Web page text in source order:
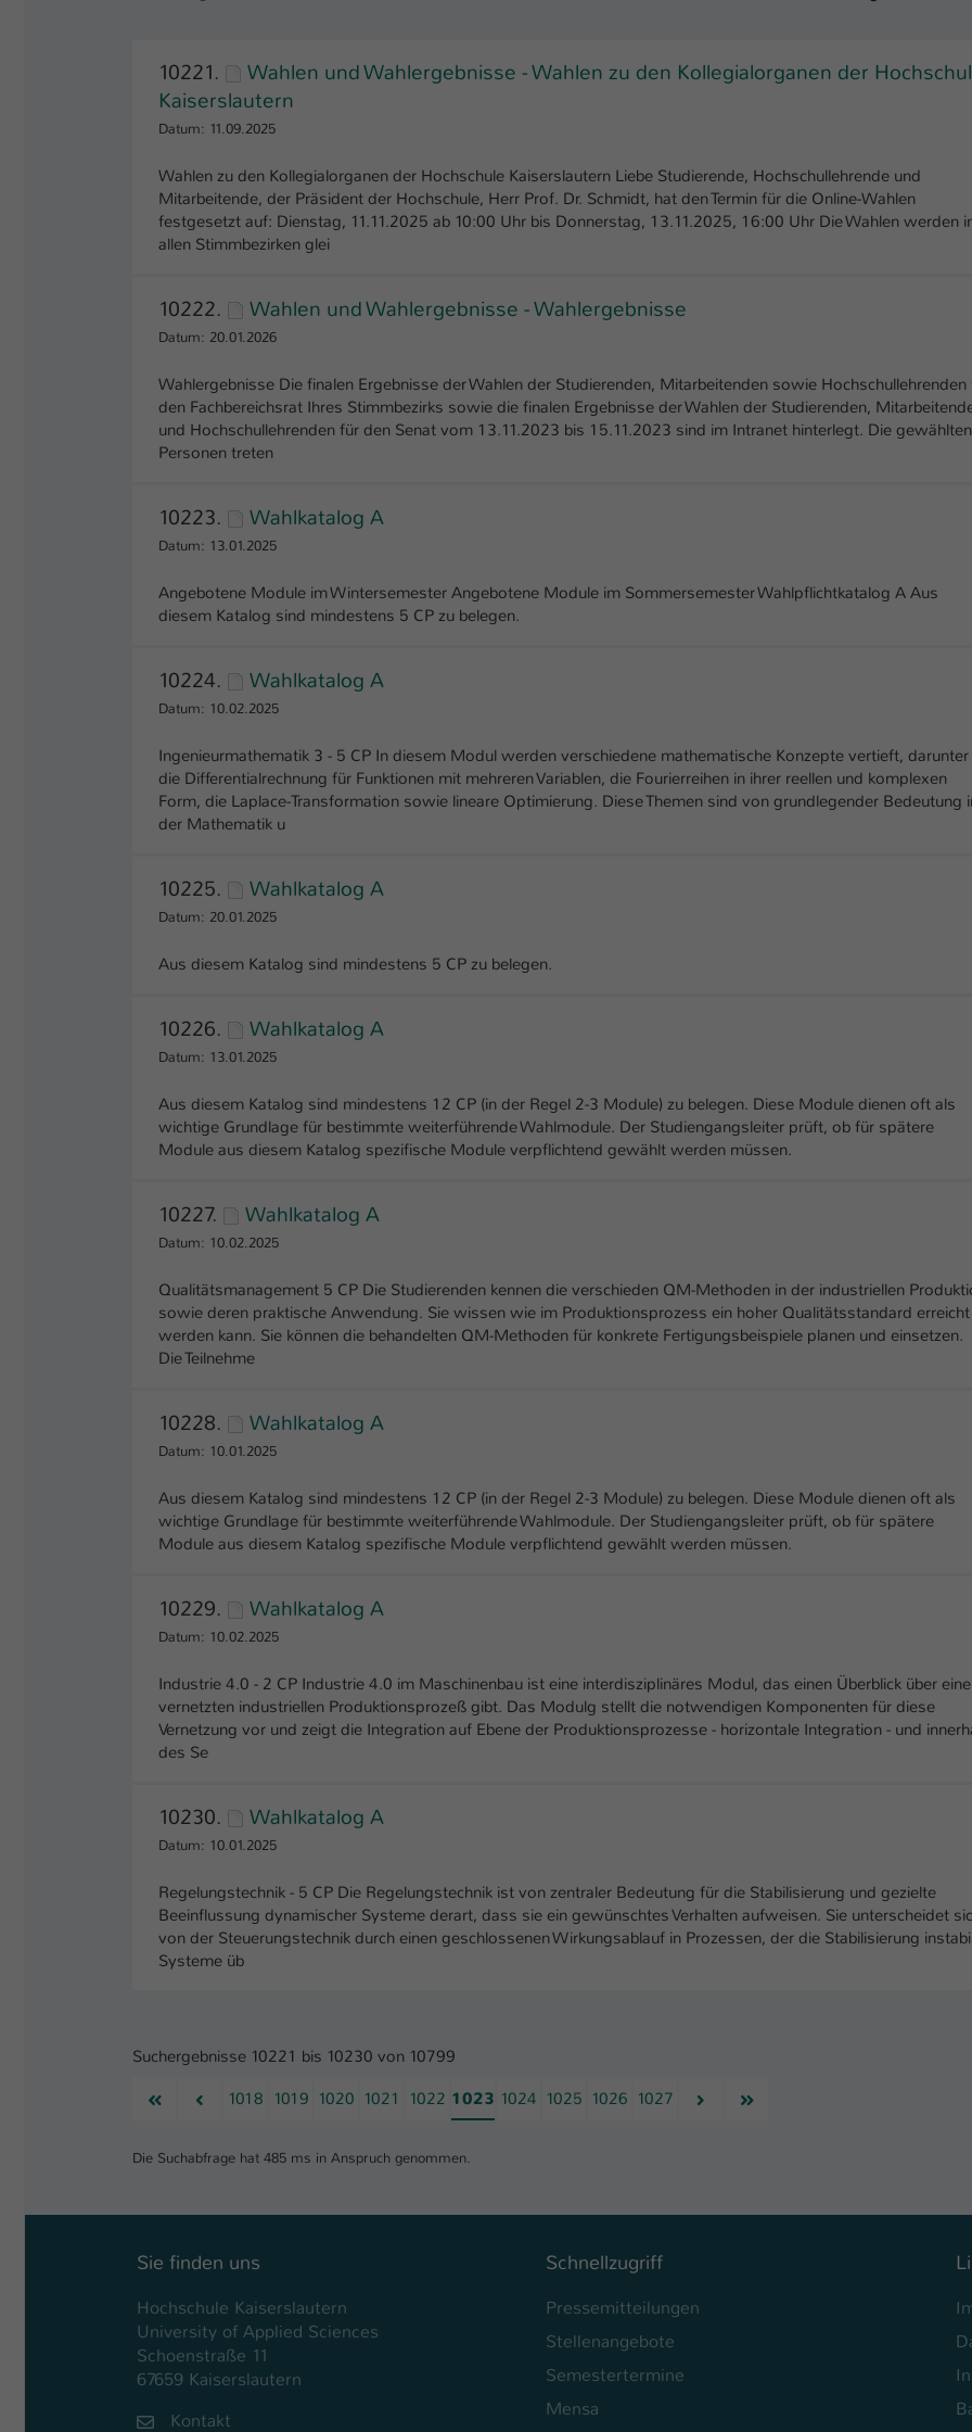
10221.
Wahlen und Wahlergebnisse - Wahlen zu den Kollegialorganen der
Kaiserslautern
Datum: 11.09.2025
Wahlen zu den Kollegialorganen der Hochschule Kaiserslautern Liebe Studierende, Hochschullehrende und
Mitarbeitende, der Präsident der Hochschule, Herr Prof. Dr. Schmidt, hat den Termin für die Online-Wahlen
festgesetzt auf: Dienstag, 11.11.2025 ab 10:00 Uhr bis Donnerstag, 13.11.2025, 16:00 Uhr Die Wahlen werden
allen Stimmbezirken glei
10222. Wahlen und Wahlergebnisse - Wahlergebnisse
Datum: 20.01.2026
Wahlergebnisse Die finalen Ergebnisse der Wahlen der Studierenden, Mitarbeitenden sowie Hochschullehrenden
den Fachbereichsrat Ihres Stimmbezirks sowie die finalen Ergebnisse der Wahlen der Studierenden,
und Hochschullehrenden für den Senat vom 13.11.2023 bis 15.11.2023 sind im Intranet hinterlegt. Die gewählten
Personen treten
10223. Wahlkatalog A
Datum: 13.01.2025
Angebotene Module im Wintersemester Angebotene Module im Sommersemester Wahlpflichtkatalog A Aus
diesem Katalog sind mindestens 5 CP zu belegen.
10224. Wahlkatalog A
Datum: 10.02.2025
Ingenieurmathematik 3 - 5 CP In diesem Modul werden verschiedene mathematische Konzepte vertieft, darunter
die Differentialrechnung für Funktionen mit mehreren Variablen, die Fourierreihen in ihrer reellen und komplexen
Form, die Laplace-Transformation sowie lineare Optimierung. Diese Themen sind von grundlegender Bedeutung
der Mathematik u
10225. Wahlkatalog A
Datum: 20.01.2025
Aus diesem Katalog sind mindestens 5 CP zu belegen.
10226. Wahlkatalog A
Datum: 13.01.2025
Aus diesem Katalog sind mindestens 12 CP (in der Regel 2-3 Module) zu belegen. Diese Module dienen oft als
wichtige Grundlage für bestimmte weiterführende Wahlmodule. Der Studiengangsleiter prüft, ob für spätere
Module aus diesem Katalog spezifische Module verpflichtend gewählt werden müssen.
10227. Wahlkatalog A
Datum: 10.02.2025
Qualitätsmanagement 5 CP Die Studierenden kennen die verschieden QM-Methoden in der industriellen
sowie deren praktische Anwendung. Sie wissen wie im Produktionsprozess ein hoher Qualitätsstandard erreicht
werden kann. Sie können die behandelten QM-Methoden für konkrete Fertigungsbeispiele planen und einsetzen.
Die Teilnehme
10228. Wahlkatalog A
Datum: 10.01.2025
Aus diesem Katalog sind mindestens 12 CP (in der Regel 2-3 Module) zu belegen. Diese Module dienen oft als
wichtige Grundlage für bestimmte weiterführende Wahlmodule. Der Studiengangsleiter prüft, ob für spätere
Module aus diesem Katalog spezifische Module verpflichtend gewählt werden müssen.
10229. Wahlkatalog A
Datum: 10.02.2025
Industrie 4.0 - 2 CP Industrie 4.0 im Maschinenbau ist eine interdisziplinäres Modul, das einen Überblick über
vernetzten industriellen Produktionsprozeß gibt. Das Modulg stellt die notwendigen Komponenten für diese
Vernetzung vor und zeigt die Integration auf Ebene der Produktionsprozesse - horizontale Integration - und
des Se
10230. Wahlkatalog A
Datum: 10.01.2025
Regelungstechnik - 5 CP Die Regelungstechnik ist von zentraler Bedeutung für die Stabilisierung und gezielte
Beeinflussung dynamischer Systeme derart, dass sie ein gewünschtes Verhalten aufweisen. Sie unterscheidet
von der Steuerungstechnik durch einen geschlossenen Wirkungsablauf in Prozessen, der die Stabilisierung
Systeme üb
Suchergebnisse 10221 bis 10230 von 10799
Erste
Vorherige
1018 1019 1020 1021 1022 1023 1024 1025 1026 1027 NächsteLetzte
Die Suchabfrage hat 485 ms in Anspruch genommen.
Sie finden uns
Hochschule Kaiserslautern
University of Applied Sciences
Schoenstraße 11
67659 Kaiserslautern
Kontakt
Schnellzugriff
Pressemitteilungen
Stellenangebote
Semestertermine
Mensa
Zweck
Dieses Cookie wird verwendet, um Ihre Cookie-
Einstellungen für diese Website zu speichern.
Laufzeit 1 Jahr
Dieser Wert speichert Ihre Consent-
Name fe_typo_user / PHPSESSID
Zweck
von TYPO3. Es speichert im Fall eines Intranet-
Logins die Session-ID. So kann der eingeloggte
Benutzer wiedererkannt werden und es wird
werden anonymisiert und ausschließlich für interne Zwecke
verwendet.
Zweck
Cookie von Matomo für Website-Analysen.
Erzeugt statistische Daten darüber, wie der
Besucher die Website nutzt.
Externe Inhalte